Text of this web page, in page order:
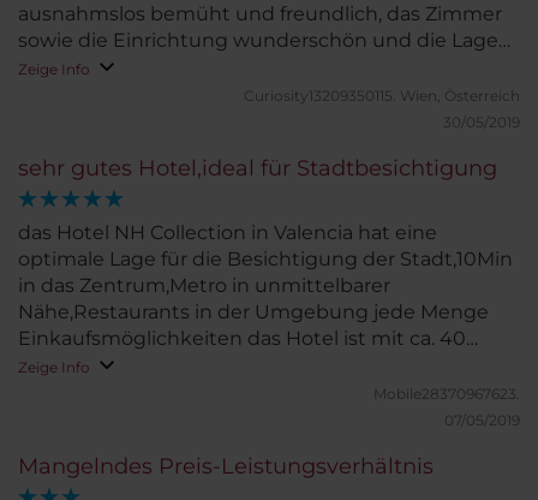
ausnahmslos bemüht und freundlich, das Zimmer
sowie die Einrichtung wunderschön und die Lage
des Hotels ideal zum Shoppen und Sightseeing -
alles sehr gut erreichbar, da Metro und mehrere
das Hotel. Auch das Frühstücksangebot ließ keine
Wünsche offen. Es handelt sich um ein 4 Sterne
Hotel das besser ist als manch 5 Sterne Hotel! Alles
war perfekt und ich komme definitiv wieder!
Zeige Info
Curiosity13209350115. Wien, Österreich
30/05/2019
sehr gutes Hotel,ideal für Stadtbesichtigung
das Hotel NH Collection in Valencia hat eine
optimale Lage für die Besichtigung der Stadt,10Min
in das Zentrum,Metro in unmittelbarer
Nähe,Restaurants in der Umgebung jede Menge
Einkaufsmöglichkeiten das Hotel ist mit ca. 40
Zimmern eher klein und sehr gepflegt
Zeige Info
Mobile28370967623.
07/05/2019
Mangelndes Preis-Leistungsverhältnis